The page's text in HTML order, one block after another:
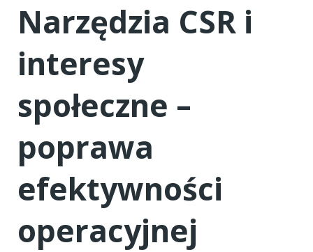
Narzędzia CSR i
interesy
społeczne –
poprawa
efektywności
operacyjnej